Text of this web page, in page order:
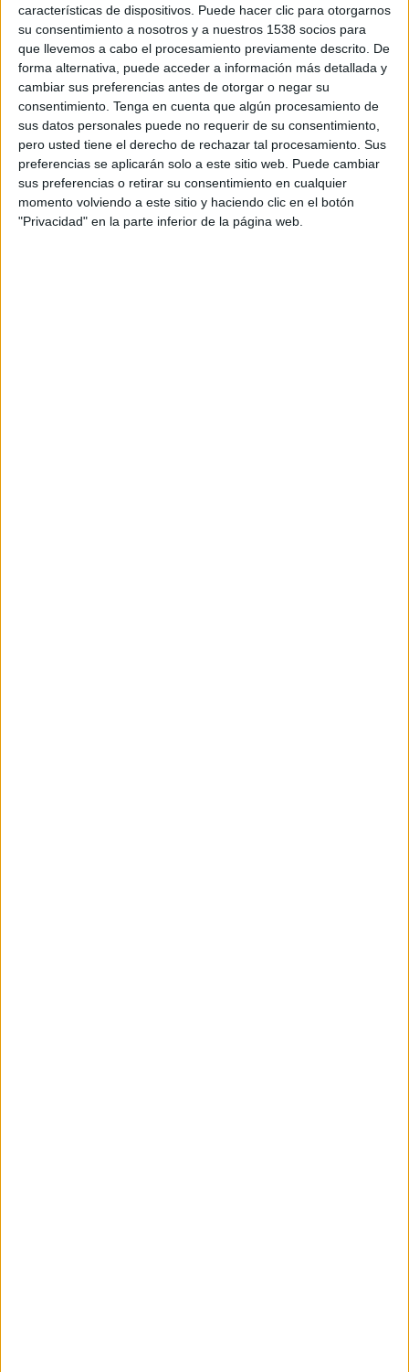
características de dispositivos. Puede hacer clic para otorgarnos
su consentimiento a nosotros y a nuestros 1538 socios para
que llevemos a cabo el procesamiento previamente descrito. De
forma alternativa, puede acceder a información más detallada y
cambiar sus preferencias antes de otorgar o negar su
consentimiento. Tenga en cuenta que algún procesamiento de
sus datos personales puede no requerir de su consentimiento,
pero usted tiene el derecho de rechazar tal procesamiento. Sus
preferencias se aplicarán solo a este sitio web. Puede cambiar
sus preferencias o retirar su consentimiento en cualquier
momento volviendo a este sitio y haciendo clic en el botón
"Privacidad" en la parte inferior de la página web.
Executive creative director: Fred Bosch
Associate creative director: Andrea García,
Nicolás tellez
Copywriter: Raphael Fiuza
Art director: Gonzalo Rodriguez
Head of account: Lucila Mengide